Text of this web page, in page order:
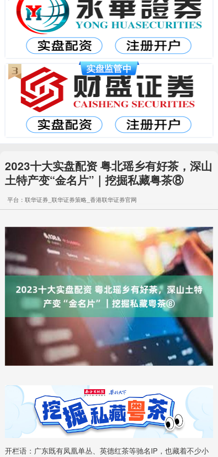
2023十大实盘配资 粤北瑶乡有好茶，深山
土特产变“金名片”｜挖掘私藏粤茶⑧
平台：联华证券_联华证券策略_香港联华证券官网
开栏语：广东既有凤凰单丛、英德红茶等驰名IP，也藏着不少小